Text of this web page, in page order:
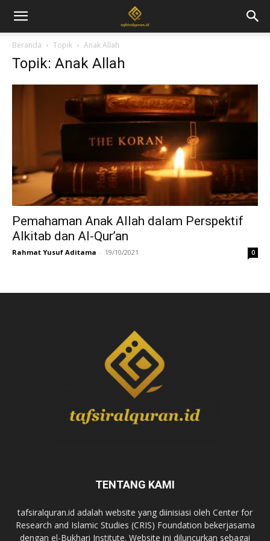
Beranda Topik Anak Allah
Topik: Anak Allah
Pemahaman Anak Allah dalam Perspektif
Alkitab dan Al-Qur’an
Rahmat Yusuf Aditama - 19/10/2021 0
TENTANG KAMI
tafsiralquran.id adalah website yang diinisiasi oleh Center for
Research and Islamic Studies (CRIS) Foundation bekerjasama
dengan el-Bukhari Institute. Website ini diluncurkan sebagai